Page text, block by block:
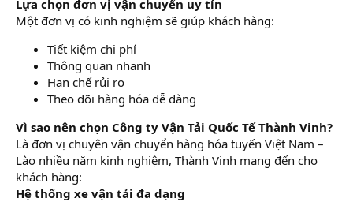
Lựa chọn đơn vị vận chuyển uy tín
Một đơn vị có kinh nghiệm sẽ giúp khách hàng:
Tiết kiệm chi phí
Thông quan nhanh
Hạn chế rủi ro
Theo dõi hàng hóa dễ dàng
Vì sao nên chọn Công ty Vận Tải Quốc Tế Thành Vinh?
Là đơn vị chuyên vận chuyển hàng hóa tuyến Việt Nam –
Lào nhiều năm kinh nghiệm, Thành Vinh mang đến cho
khách hàng:
Hệ thống xe vận tải đa dạng